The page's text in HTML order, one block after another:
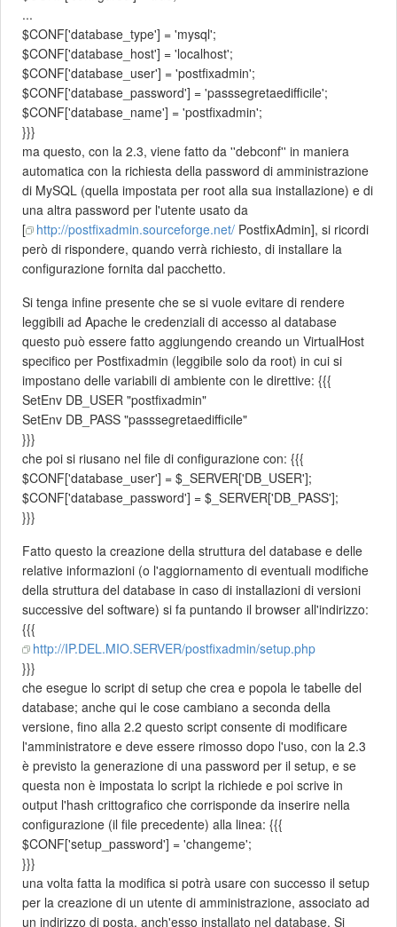
...
$CONF['database_type'] = 'mysql';
$CONF['database_host'] = 'localhost';
$CONF['database_user'] = 'postfixadmin';
$CONF['database_password'] = 'passsegretaedifficile';
$CONF['database_name'] = 'postfixadmin';
}}}
ma questo, con la 2.3, viene fatto da ''debconf'' in maniera
automatica con la richiesta della password di amministrazione
di MySQL (quella impostata per root alla sua installazione) e di
una altra password per l'utente usato da
[
http://postfixadmin.sourceforge.net/ PostfixAdmin], si ricordi
però di rispondere, quando verrà richiesto, di installare la
configurazione fornita dal pacchetto.
Si tenga infine presente che se si vuole evitare di rendere
leggibili ad Apache le credenziali di accesso al database
questo può essere fatto aggiungendo creando un VirtualHost
specifico per Postfixadmin (leggibile solo da root) in cui si
impostano delle variabili di ambiente con le direttive: {{{
SetEnv DB_USER "postfixadmin"
SetEnv DB_PASS "passsegretaedifficile"
}}}
che poi si riusano nel file di configurazione con: {{{
$CONF['database_user'] = $_SERVER['DB_USER'];
$CONF['database_password'] = $_SERVER['DB_PASS'];
}}}
Fatto questo la creazione della struttura del database e delle
relative informazioni (o l'aggiornamento di eventuali modifiche
della struttura del database in caso di installazioni di versioni
successive del software) si fa puntando il browser all'indirizzo:
{{{
http://IP.DEL.MIO.SERVER/postfixadmin/setup.php
}}}
che esegue lo script di setup che crea e popola le tabelle del
database; anche qui le cose cambiano a seconda della
versione, fino alla 2.2 questo script consente di modificare
l'amministratore e deve essere rimosso dopo l'uso, con la 2.3
è previsto la generazione di una password per il setup, e se
questa non è impostata lo script la richiede e poi scrive in
output l'hash crittografico che corrisponde da inserire nella
configurazione (il file precedente) alla linea: {{{
$CONF['setup_password'] = 'changeme';
}}}
una volta fatta la modifica si potrà usare con successo il setup
per la creazione di un utente di amministrazione, associato ad
un indirizzo di posta, anch'esso installato nel database. Si